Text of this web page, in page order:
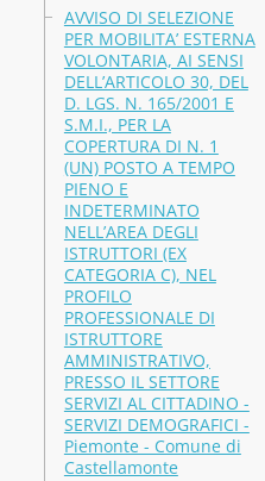
AVVISO DI SELEZIONE
PER MOBILITA’ ESTERNA
VOLONTARIA, AI SENSI
DELL’ARTICOLO 30, DEL
D. LGS. N. 165/2001 E
S.M.I., PER LA
COPERTURA DI N. 1
(UN) POSTO A TEMPO
PIENO E
INDETERMINATO
NELL’AREA DEGLI
ISTRUTTORI (EX
CATEGORIA C), NEL
PROFILO
PROFESSIONALE DI
ISTRUTTORE
AMMINISTRATIVO,
PRESSO IL SETTORE
SERVIZI AL CITTADINO -
SERVIZI DEMOGRAFICI -
Piemonte - Comune di
Castellamonte